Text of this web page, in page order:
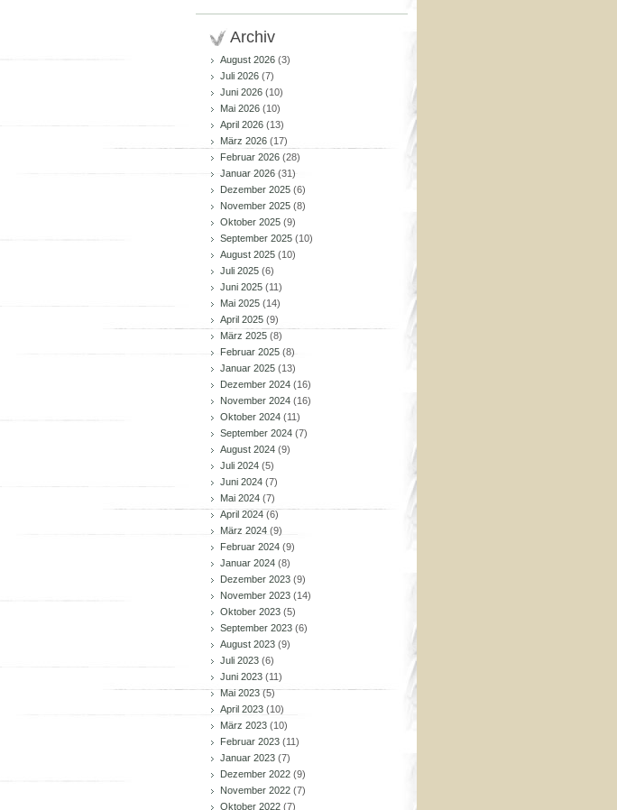
Archiv
August 2026 (3)
Juli 2026 (7)
Juni 2026 (10)
Mai 2026 (10)
April 2026 (13)
März 2026 (17)
Februar 2026 (28)
Januar 2026 (31)
Dezember 2025 (6)
November 2025 (8)
Oktober 2025 (9)
September 2025 (10)
August 2025 (10)
Juli 2025 (6)
Juni 2025 (11)
Mai 2025 (14)
April 2025 (9)
März 2025 (8)
Februar 2025 (8)
Januar 2025 (13)
Dezember 2024 (16)
November 2024 (16)
Oktober 2024 (11)
September 2024 (7)
August 2024 (9)
Juli 2024 (5)
Juni 2024 (7)
Mai 2024 (7)
April 2024 (6)
März 2024 (9)
Februar 2024 (9)
Januar 2024 (8)
Dezember 2023 (9)
November 2023 (14)
Oktober 2023 (5)
September 2023 (6)
August 2023 (9)
Juli 2023 (6)
Juni 2023 (11)
Mai 2023(5)
April 2023 (10)
März 2023 (10)
Februar 2023 (11)
Januar 2023 (7)
Dezember 2022 (9)
November 2022 (7)
Oktober 2022 (7)